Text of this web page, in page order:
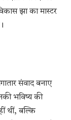
झा का मास्टर
संवाद बनाए
भविष्य की
थीं, बल्कि